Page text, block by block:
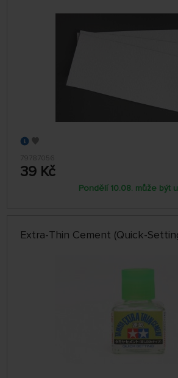
79787056
39 Kč
Pondělí 10.08. může být
Extra-Thin Cement (Quick-